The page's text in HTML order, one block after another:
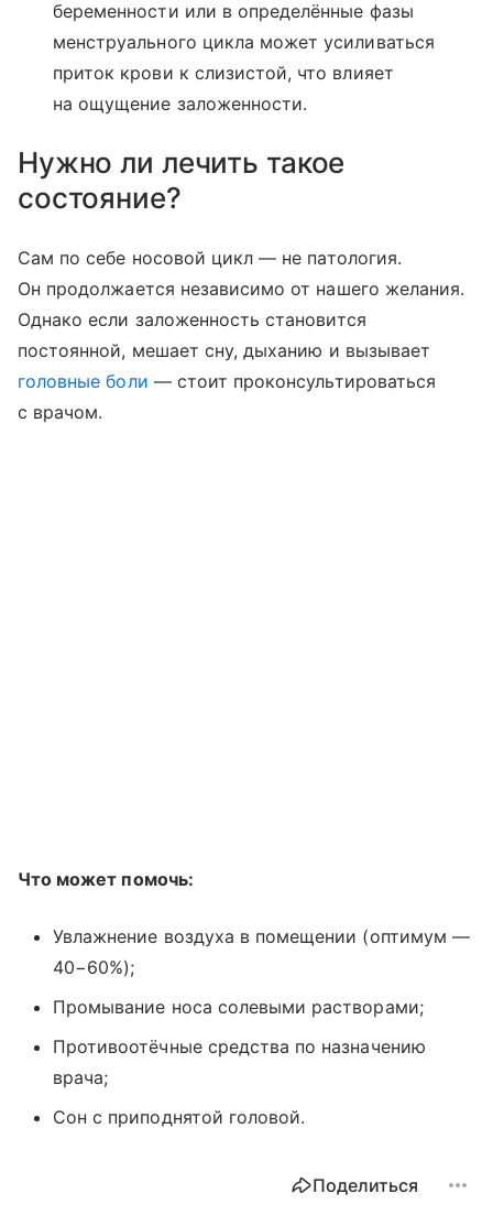
беременности или в определённые фазы
менструального цикла может усиливаться
приток крови к слизистой, что влияет
на ощущение заложенности.
Нужно ли лечить такое
состояние?
Сам по себе носовой цикл — не патология.
Он продолжается независимо от нашего желания.
Однако если заложенность становится
постоянной, мешает сну, дыханию и вызывает
головные боли — стоит проконсультироваться
с врачом.
Что может помочь:
Увлажнение воздуха в помещении (оптимум —
40−60%);
Промывание носа солевыми растворами;
Противоотёчные средства по назначению
врача;
Сон с приподнятой головой.
Поделиться